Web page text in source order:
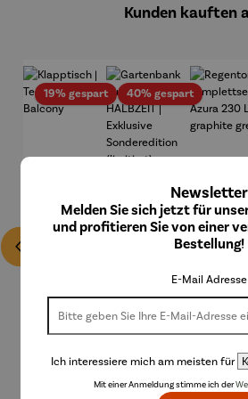
Kunden kauften
19% gespartRabatt40% gespartRabatt
Newsletter
Melden Sie sich jetzt für
und profitieren Sie von einer
Bestellung!
E-Mail Adresse
Ich interessiere mich am meisten für
Mit einer Anmeldung stimme ich der